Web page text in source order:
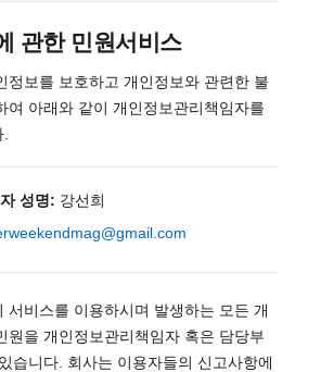
관한 민원서비스
정보를 보호하고 개인정보와 관련한 불
여 아래와 같이 개인정보관리책임자를
성명: 강선희
서비스를 이용하시며 발생하는 모든 개
원을 개인정보관리책임자 혹은 담당부
습니다. 회사는 이용자들의 신고사항에